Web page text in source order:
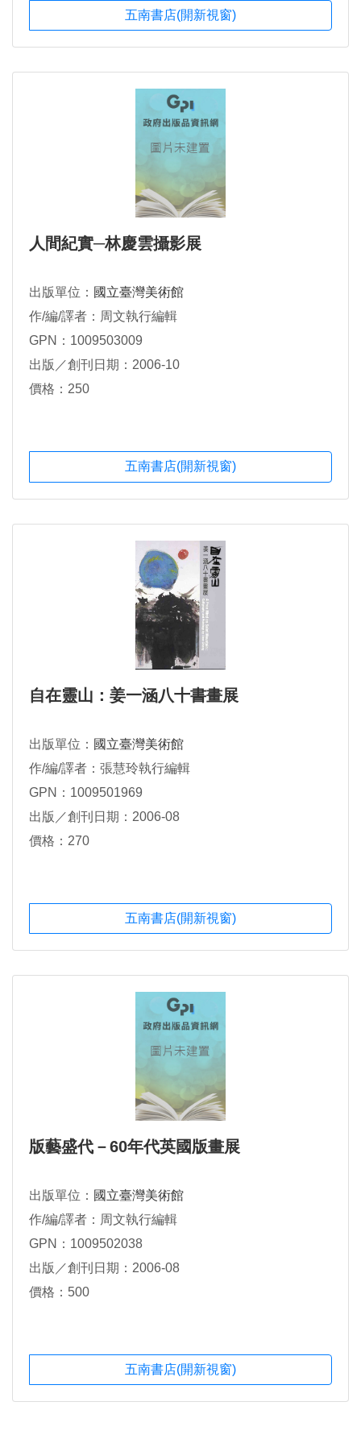
五南書店(開新視窗)
人間紀實─林慶雲攝影展
出版單位： 國立臺灣美術館
作/編/譯者：周文執行編輯
GPN：1009503009
出版／創刊日期：2006-10
價格：250
五南書店(開新視窗)
自在靈山：姜一涵八十書畫展
出版單位： 國立臺灣美術館
作/編/譯者：張慧玲執行編輯
GPN：1009501969
出版／創刊日期：2006-08
價格：270
五南書店(開新視窗)
版藝盛代－60年代英國版畫展
出版單位： 國立臺灣美術館
作/編/譯者：周文執行編輯
GPN：1009502038
出版／創刊日期：2006-08
價格：500
五南書店(開新視窗)